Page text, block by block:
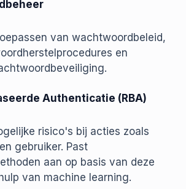
van wachtwoordbeleid,
en
Authenticatie (RBA)
risico's bij acties zoals
gebruiker. Past
aan op basis van deze
van machine learning.